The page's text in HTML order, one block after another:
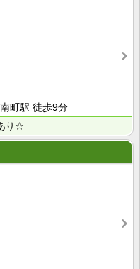
町駅 徒歩9分
り☆